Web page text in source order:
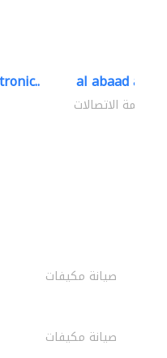
al abaad al..
أنظمة الاتصالات
صيانة مكيفات
صيانة مكيفات